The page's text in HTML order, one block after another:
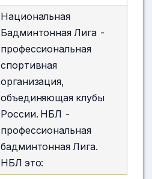
Национальная
Бадминтонная Лига -
профессиональная
спортивная
организация,
объединяющая клубы
России. НБЛ -
профессиональная
бадминтонная Лига. ⠀
НБЛ это: